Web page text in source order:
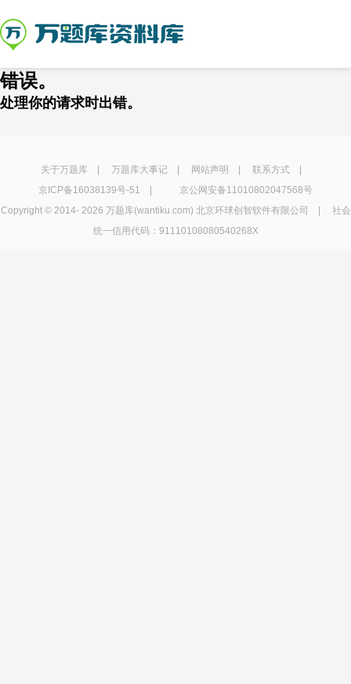
错误。
处理你的请求时出错。
关于万题库| 万题库大事记| 网站声明 联系方式|
京ICP备16038139号-51
京公网安备11010802047568号
Copyright © 2014- 2026 万题库(wantiku.com) 北京环球创智软件有限公司 | 社会
统一信用代码：91110108080540268X